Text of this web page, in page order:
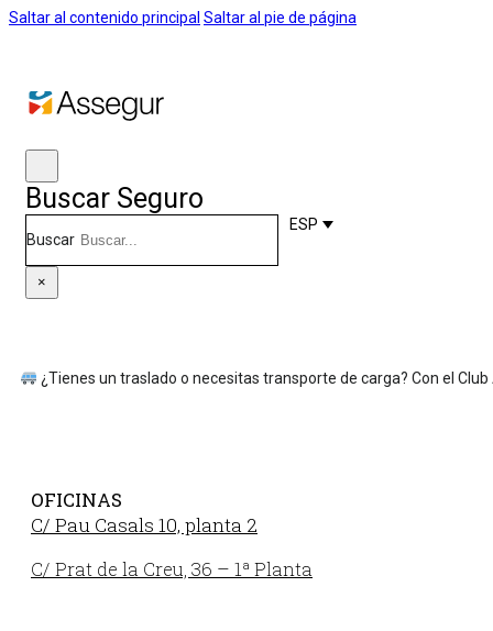
Saltar al contenido principal Saltar al pie de página
Buscar Seguro
Buscar
×
ESP
¿Tienes un traslado o necesitas transporte de carga? Con el
OFICINAS
C/ Pau Casals 10, planta 2
C/ Prat de la Creu, 36 – 1ª Planta